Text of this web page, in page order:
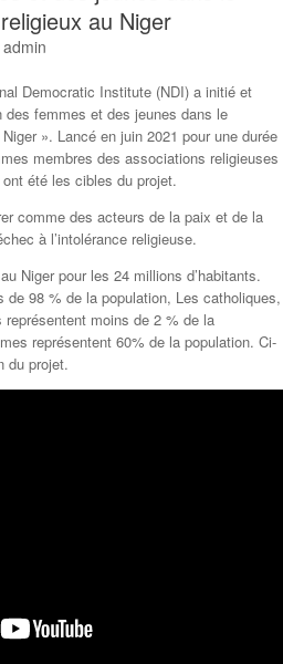
au Niger
admin
Democratic Institute (NDI) a initié et
des femmes et des jeunes dans le
». Lancé en juin 2021 pour une durée
membres des associations religieuses
été les cibles du projet.
comme des acteurs de la paix et de la
à l’intolérance religieuse.
Niger pour les 24 millions d’habitants.
de 98 % de la population, Les catholiques,
moins de 2 % de la
représentent 60% de la population. Ci-
du projet.